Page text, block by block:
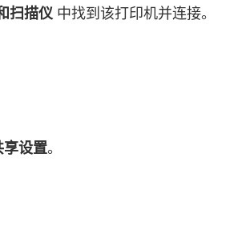
扫描仪中找到该打印机并连接。
设置。